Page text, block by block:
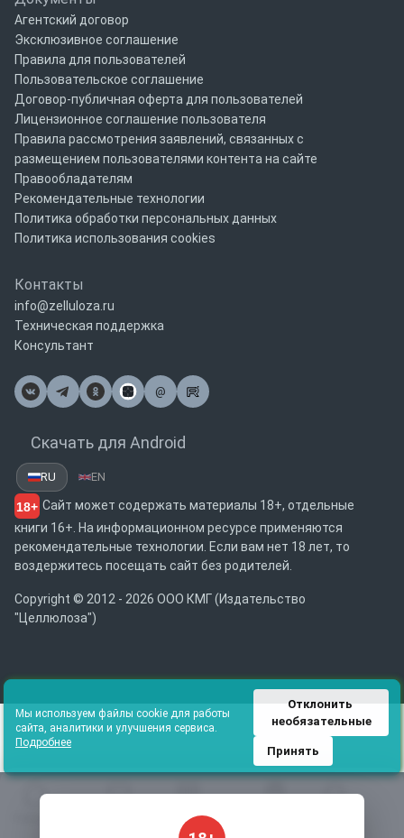
Каталог
Агентский договор
Эксклюзивное соглашение
Правила для пользователей
Пользовательское соглашение
Договор-публичная оферта для пользователей
Лицензионное соглашение пользователя
Правила рассмотрения заявлений, связанных с
размещением пользователями контента на сайте
Правообладателям
Рекомендательные технологии
Политика обработки персональных данных
Политика использования cookies
Контакты
info@zelluloza.ru
Техническая поддержка
Консультант
@
Почта
Скачать для Android
RU EN
18+ Сайт может содержать материалы 18+, отдельные
книги 16+. На информационном ресурсе применяются
рекомендательные технологии. Если вам нет 18 лет, то
воздержитесь посещать сайт без родителей.
Copyright © 2012 - 2026 ООО КМГ (Издательство
"Целлюлоза")
Мы используем файлы cookie для работы
сайта, аналитики и улучшения сервиса.
Подробнее
Отклонить
необязательные
Принять